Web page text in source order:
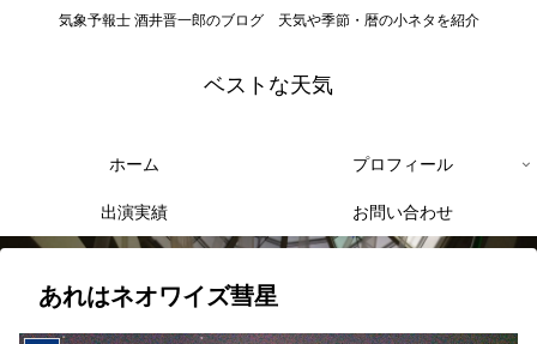
気象予報士 酒井晋一郎のブログ 天気や季節・暦の小ネタを紹介
ベストな天気
ホーム プロフィール
出演実績 お問い合わせ
あれはネオワイズ彗星